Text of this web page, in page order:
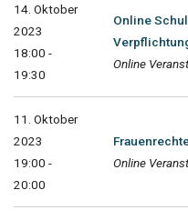
14. Oktober
2023
18:00 -
19:30
Online
Online
11. Oktober
2023
19:00 -
20:00
Online